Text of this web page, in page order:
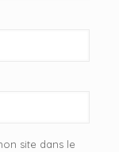
site dans le